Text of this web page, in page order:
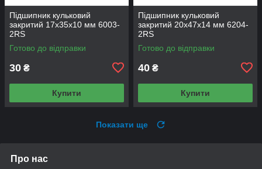
Підшипник кульковий
закритий 17х35х10 мм 6003-
2RS
Готово до відправки
30 ₴
Купити
Підшипник кульковий
закритий 20х47х14 мм 6204-
2RS
Готово до відправки
40 ₴
Купити
Показати ще
Про нас